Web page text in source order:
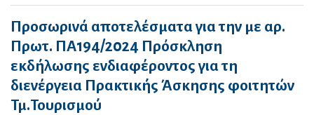
Προσωρινά αποτελέσματα για την με αρ.
Πρωτ. ΠΑ194/2024 Πρόσκληση
εκδήλωσης ενδιαφέροντος για τη
διενέργεια Πρακτικής Άσκησης φοιτητών
Τμ.Τουρισμού